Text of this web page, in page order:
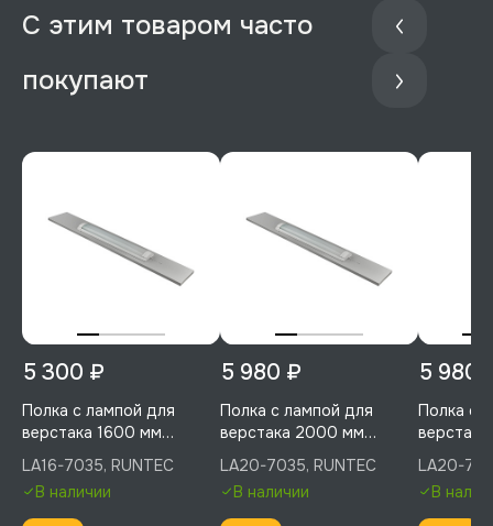
С этим товаром часто
покупают
5 300 ₽
Полка с лампой для
верстака 1600 мм
(светло-серый), RUNTEC,
LA16-7035
LA16-7035, RUNTEC
В наличии
5 980 ₽
Полка с лампой для
верстака 2000 мм
(светло-серый), RUNTEC,
LA20-7035
LA20-7035, RUNTEC
В наличии
5 980
Полка с
LA20-
В